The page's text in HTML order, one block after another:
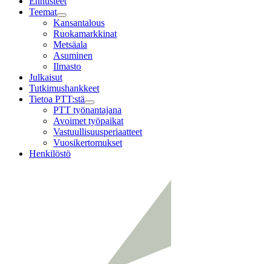
Teemat
Child
menu
Kansantalous
Ruokamarkkinat
Metsäala
Asuminen
Ilmasto
Julkaisut
Tutkimushankkeet
Tietoa PTT:stä
Child
menu
PTT työnantajana
Avoimet työpaikat
Vastuullisuusperiaatteet
Vuosikertomukset
Henkilöstö